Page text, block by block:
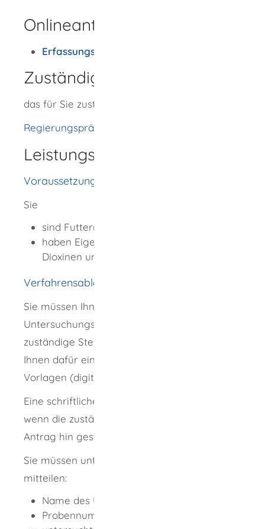
Onlineantrag und Formulare
Erfassungstabelle
Zuständige Stelle
das für Sie zuständige Regierungspräsidium
Regierungspräsidium Freiburg
Leistungsdetails
Voraussetzungen
Sie
sind Futtermittelunternehmer und
haben Eigenkontrollergebnisse zu
Dioxinen und PCB.
Verfahrensablauf
Sie müssen Ihnen vorliegende
Untersuchungsergebnisse elektronisch an die
zuständige Stelle übermitteln. Diese stellt
Ihnen dafür einheitliche elektronische
Vorlagen (digitale Dateien) zur Verfügung.
Eine schriftliche Übermittlung ist nur zulässig,
wenn die zuständige Stelle dies auf Ihren
Antrag hin gestattet hat.
Sie müssen unter anderem folgende Daten
mitteilen:
Name des Unternehmens
Probennummer